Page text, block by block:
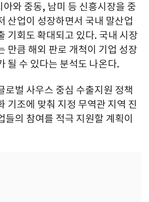
와 중동, 남미 등 신흥시장을 중
산업이 성장하면서 국내 말산업
기회도 확대되고 있다. 국내 시장
만큼 해외 판로 개척이 기업 성장
될 수 있다는 분석도 나온다.
로벌 사우스 중심 수출지원 정책
기조에 맞춰 지정 무역관 지역 진
들의 참여를 적극 지원할 계획이